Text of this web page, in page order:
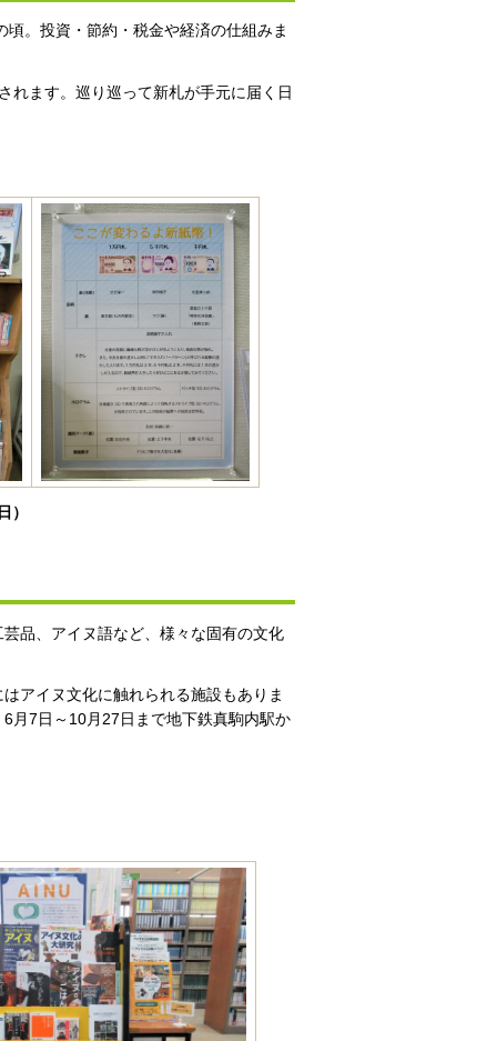
。投資・節約・税金や経済の仕組みま
れます。巡り巡って新札が手元に届く日
）
品、アイヌ語など、様々な固有の文化
アイヌ文化に触れられる施設もありま
月7日～10月27日まで地下鉄真駒内駅か